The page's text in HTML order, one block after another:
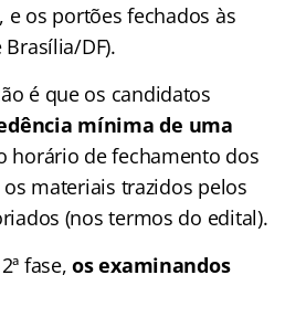
e os portões fechados às
DF).
é que os candidatos
mínima de uma
horário de fechamento dos
materiais trazidos pelos
(nos termos do edital).
fase,os examinandos